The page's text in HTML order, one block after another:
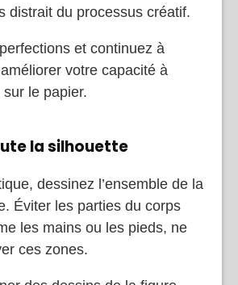
distrait du processus créatif.
et continuez à
votre capacité à
le papier.
la silhouette
dessinez l’ensemble de la
Éviter les parties du corps
les mains ou les pieds, ne
ces zones.